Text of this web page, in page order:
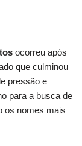
ocorreu após
que culminou
pressão e
para a busca de
os nomes mais